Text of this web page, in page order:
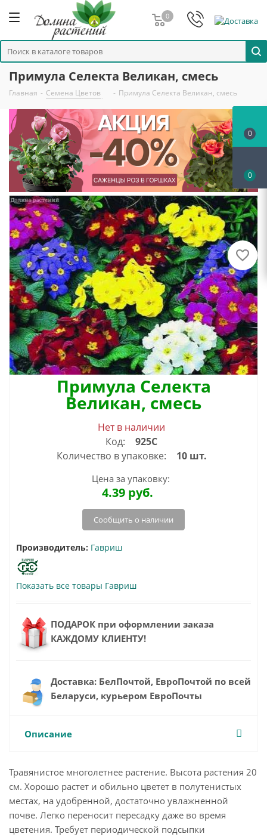
0
Примула Селекта Великан, смесь
Главная - Семена Цветов - Примула Селекта Великан, смесь
Примула Селекта
Великан, смесь
Нет в наличии
Код:
925С
Количество в упаковке:
10 шт.
Цена за упаковку:
4.39 руб.
Сообщить о наличии
Производитель: Гавриш
Показать все товары Гавриш
ПОДАРОК при оформлении заказа
КАЖДОМУ КЛИЕНТУ!
Доставка: БелПочтой, ЕвроПочтой по всей
Беларуси, курьером ЕвроПочты
Описание
Травянистое многолетнее растение. Высота растения 20
см. Хорошо растет и обильно цветет в полутенистых
местах, на удобренной, достаточно увлажненной
почве. Легко переносит пересадку даже во время
цветения. Требует периодической подсыпки
0
0